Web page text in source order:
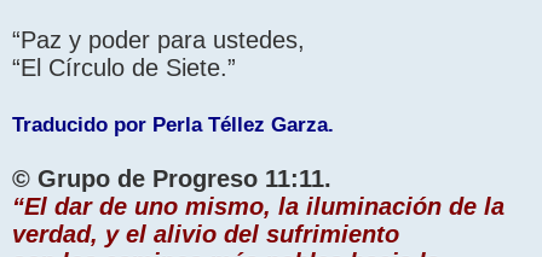
“Paz y poder para ustedes,
“El Círculo de Siete.”
Traducido por Perla Téllez Garza.
© Grupo de Progreso 11:11.
“El dar de uno mismo, la iluminación de la
verdad, y el alivio del sufrimiento